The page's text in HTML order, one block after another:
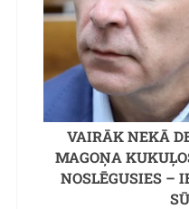
VAIRĀK NEKĀ
MAGOŅA
NOSLĒGUSIES –